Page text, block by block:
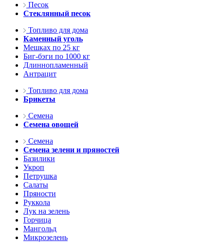
Песок
Стеклянный песок
Топливо для дома
Каменный уголь
Мешках по 25 кг
Биг-бэги по 1000 кг
Длиннопламенный
Антрацит
Топливо для дома
Брикеты
Семена
Семена овощей
Семена
Семена зелени и пряностей
Базилики
Укроп
Петрушка
Салаты
Пряности
Руккола
Лук на зелень
Горчица
Мангольд
Микрозелень